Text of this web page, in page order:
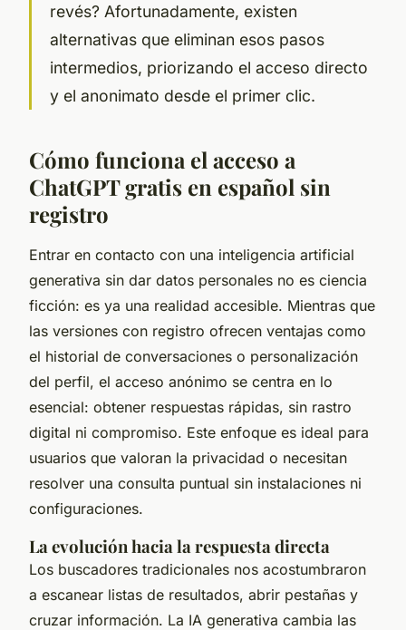
revés? Afortunadamente, existen
alternativas que eliminan esos pasos
intermedios, priorizando el acceso directo
y el anonimato desde el primer clic.
Cómo funciona el acceso a
ChatGPT gratis en español sin
registro
Entrar en contacto con una inteligencia artificial
generativa sin dar datos personales no es ciencia
ficción: es ya una realidad accesible. Mientras que
las versiones con registro ofrecen ventajas como
el historial de conversaciones o personalización
del perfil, el acceso anónimo se centra en lo
esencial: obtener respuestas rápidas, sin rastro
digital ni compromiso. Este enfoque es ideal para
usuarios que valoran la privacidad o necesitan
resolver una consulta puntual sin instalaciones ni
configuraciones.
La evolución hacia la respuesta directa
Los buscadores tradicionales nos acostumbraron
a escanear listas de resultados, abrir pestañas y
cruzar información. La IA generativa cambia las